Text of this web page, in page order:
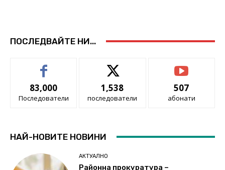
ПОСЛЕДВАЙТЕ НИ...
83,000
Последователи
1,538
последователи
507
абонати
НАЙ-НОВИТЕ НОВИНИ
АКТУАЛНО
Районна прокуратура –